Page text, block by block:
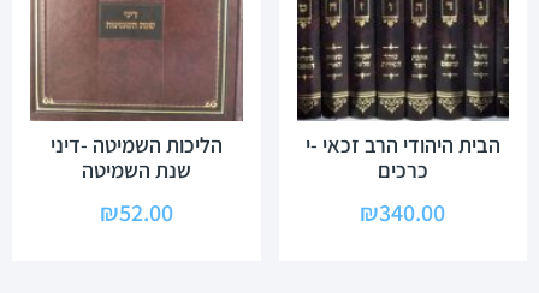
הבית היהודי הרב זכאי -י
כרכים
₪340.00
הליכות השמיטה -דיני
שנת השמיטה
₪52.00